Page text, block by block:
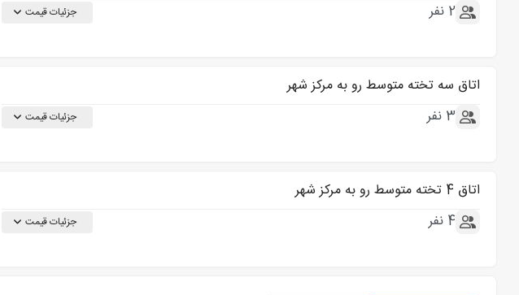
2 نفر
جزئیات قیمت
اتاق سه تخته متوسط رو به مرکز شهر
3 نفر
جزئیات قیمت
اتاق 4 تخته متوسط رو به مرکز شهر
4 نفر
جزئیات قیمت